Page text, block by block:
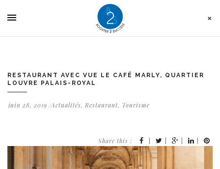
RESTAURANT AVEC VUE LE CAFÉ MARLY, QUARTIER
LOUVRE PALAIS-ROYAL
juin 28, 2019 Actualités, Restaurant, Tourisme
Share this :
Panneau de gestion des cookies